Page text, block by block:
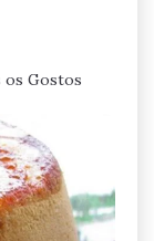
os Gostos